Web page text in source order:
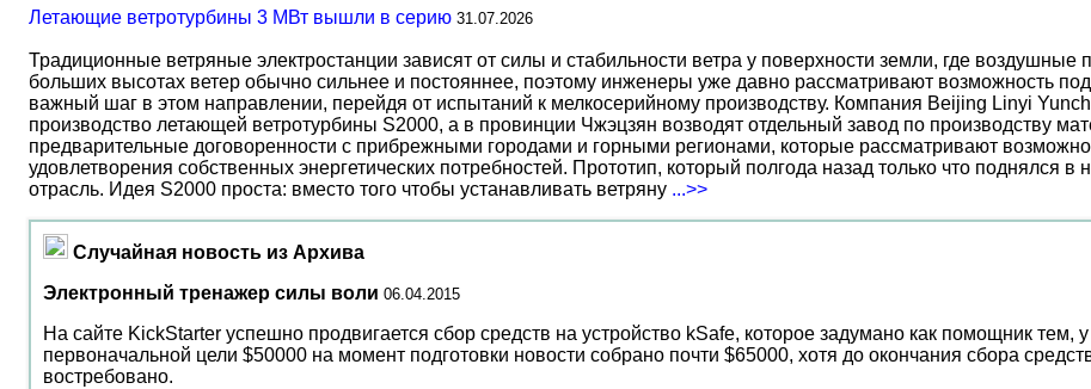
Летающие ветротурбины 3 МВт вышли в серию 31.07.2026
Традиционные ветряные электростанции зависят от силы и стабильности ветра у поверхности земли, где
больших высотах ветер обычно сильнее и постояннее, поэтому инженеры уже давно рассматривают возможность
важный шаг в этом направлении, перейдя от испытаний к мелкосерийному производству. Компания Beijing Linyi
производство летающей ветротурбины S2000, а в провинции Чжэцзян возводят отдельный завод по производству
предварительные договоренности с прибрежными городами и горными регионами, которые рассматривают
удовлетворения собственных энергетических потребностей. Прототип, который полгода назад только что поднялся
отрасль. Идея S2000 проста: вместо того чтобы устанавливать ветряну ...>>
Случайная новость из Архива
Электронный тренажер силы воли 06.04.2015
На сайте KickStarter успешно продвигается сбор средств на устройство kSafe, которое задумано как помощник тем,
первоначальной цели $50000 на момент подготовки новости собрано почти $65000, хотя до окончания сбора
востребовано.